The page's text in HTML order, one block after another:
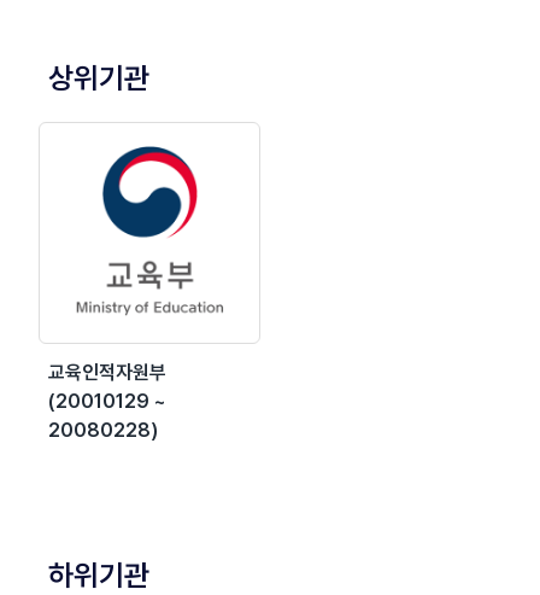
상위기관
교육인적자원부
(20010129 ~
20080228)
하위기관